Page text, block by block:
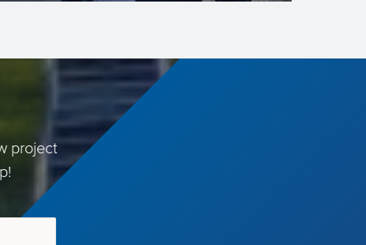
project